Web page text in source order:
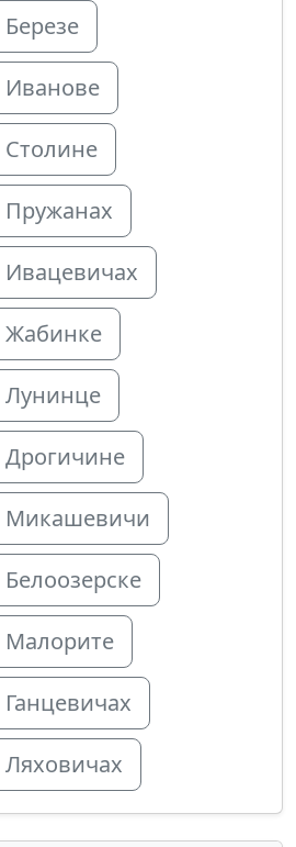
Иванове
Столине
Пружанах
Ивацевичах
Жабинке
Лунинце
Дрогичине
Микашевичи
Малорите